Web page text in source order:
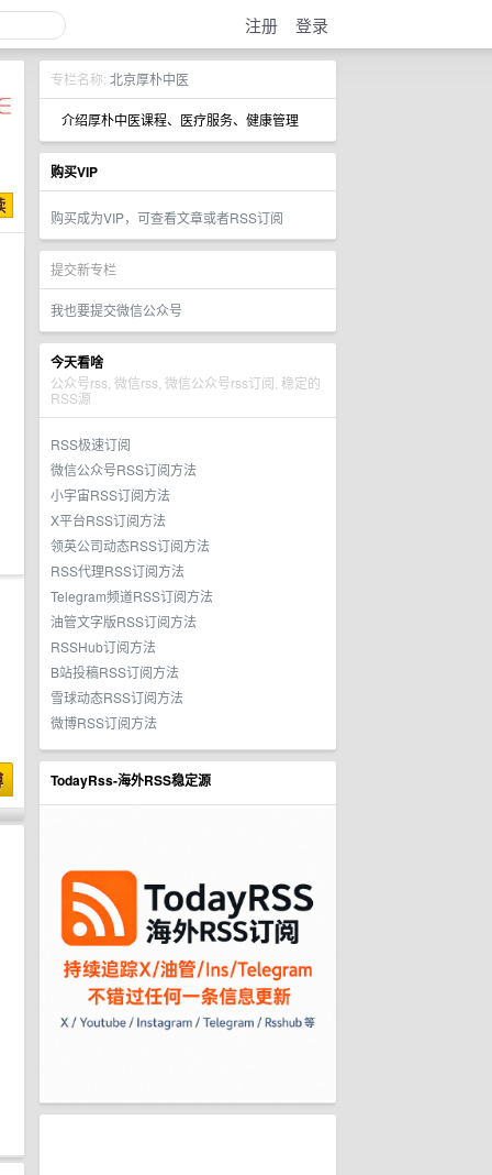
注册 登录
专栏名称: 北京厚朴中医
介绍厚朴中医课程、医疗服务、健康管理
购买VIP
购买成为VIP，可查看文章或者RSS订阅
提交新专栏
我也要提交微信公众号
今天看啥
公众号rss, 微信rss, 微信公众号rss订阅, 稳定的
RSS源
RSS极速订阅
微信公众号RSS订阅方法
小宇宙RSS订阅方法
X平台RSS订阅方法
领英公司动态RSS订阅方法
RSS代理RSS订阅方法
Telegram频道RSS订阅方法
油管文字版RSS订阅方法
RSSHub订阅方法
B站投稿RSS订阅方法
雪球动态RSS订阅方法
微博RSS订阅方法
TodayRss-海外RSS稳定源